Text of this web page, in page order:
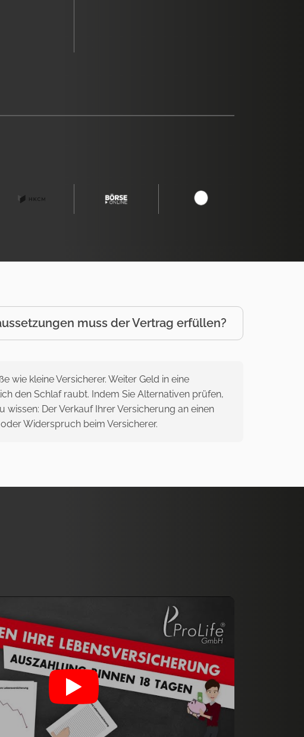
muss der Vertrag erfüllen?
wie kleine Versicherer. Weiter Geld in eine
den Schlaf raubt. Indem Sie Alternativen prüfen,
Der Verkauf Ihrer Versicherung an einen
Widerspruch beim Versicherer.